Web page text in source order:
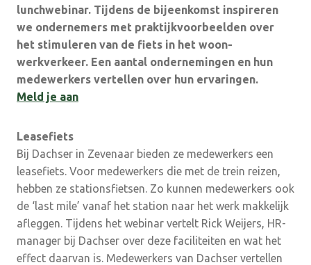
lunchwebinar. Tijdens de bijeenkomst inspireren
we ondernemers met praktijkvoorbeelden over
het stimuleren van de fiets in het woon-
werkverkeer. Een aantal ondernemingen en hun
medewerkers vertellen over hun ervaringen.
Meld je aan
Leasefiets
Bij Dachser in Zevenaar bieden ze medewerkers een
leasefiets. Voor medewerkers die met de trein reizen,
hebben ze stationsfietsen. Zo kunnen medewerkers ook
de ‘last mile’ vanaf het station naar het werk makkelijk
afleggen. Tijdens het webinar vertelt Rick Weijers, HR-
manager bij Dachser over deze faciliteiten en wat het
effect daarvan is. Medewerkers van Dachser vertellen